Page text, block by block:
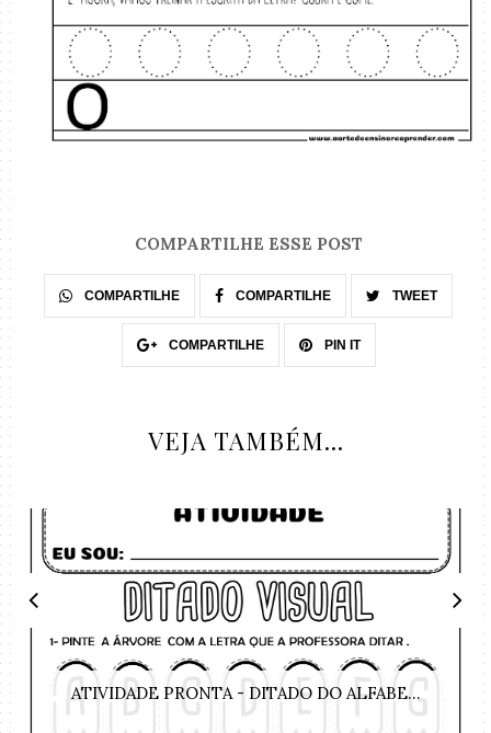
COMPARTILHE ESSE POST
COMPARTILHE COMPARTILHE TWEET
COMPARTILHE PIN IT
VEJA TAMBÉM...
ATIVIDADE PRONTA - DITADO DO ALFABE...